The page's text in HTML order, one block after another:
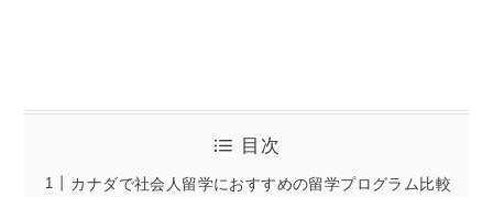
目次
カナダで社会人留学におすすめの留学プログラム比較